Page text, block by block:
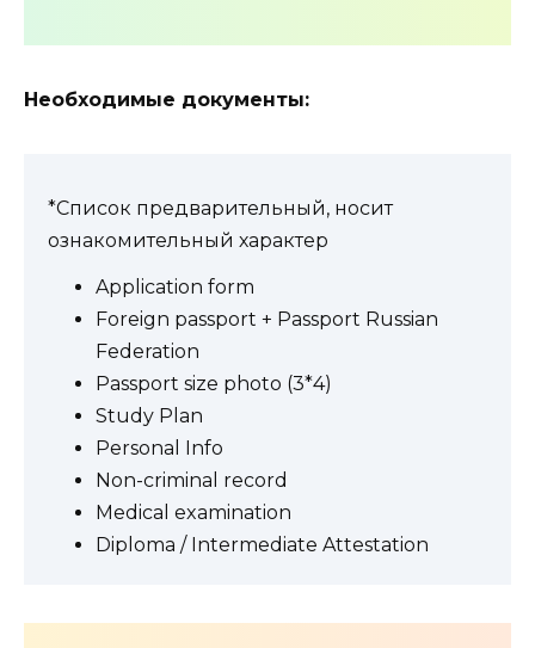
Необходимые документы:
*Список предварительный, носит
ознакомительный характер
Application form
Foreign passport + Passport Russian
Federation
Passport size photo (3*4)
Study Plan
Personal Info
Non-criminal record
Medical examination
Diploma / Intermediate Attestation